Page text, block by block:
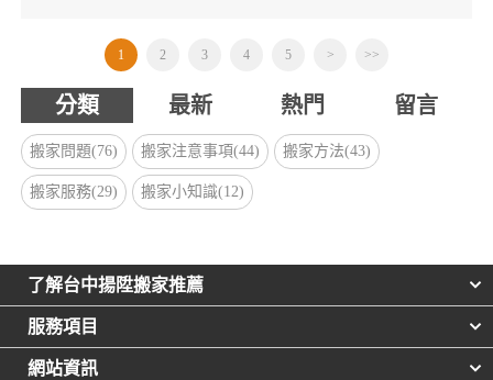
1 2 3 4 5 > >>
分類 最新 熱門 留言
搬家問題(76) 搬家注意事項(44) 搬家方法(43)
搬家服務(29) 搬家小知識(12)
了解台中揚陞搬家推薦
服務項目
網站資訊